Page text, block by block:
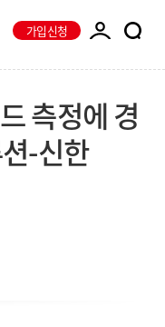
가입신청
측정에 경
-신한